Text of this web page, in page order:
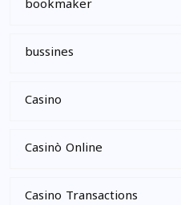
bookmaker
bussines
Casino
Casinò Online
Casino Transactions